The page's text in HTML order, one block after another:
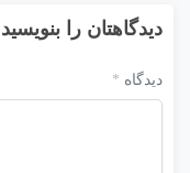
دیدگاهتان را بنویسید
دیدگاه *